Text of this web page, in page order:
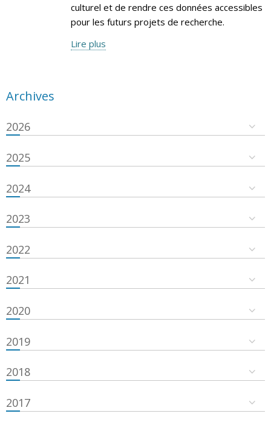
culturel et de rendre ces données accessibles
pour les futurs projets de recherche.
Lire plus
Archives
2026
2025
2024
2023
2022
2021
2020
2019
2018
2017